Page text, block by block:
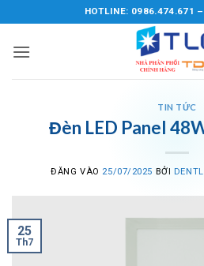
qua
nội
HOTLINE: 0986.474.671
TIN TỨC
Đèn LED Panel
ĐĂNG VÀO 25/07/2025 BỞI
25
Th7